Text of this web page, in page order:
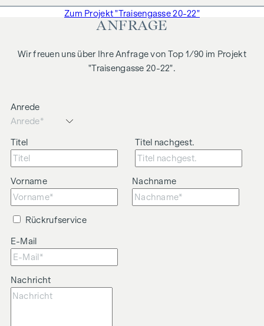
Zum Projekt "Traisengasse 20-22"
ANFRAGE
Wir freuen uns über Ihre Anfrage von Top 1/90 im Projekt
"Traisengasse 20-22".
Anrede
Titel Titel nachgest.
Vorname Nachname
Rückrufservice
E-Mail
Nachricht